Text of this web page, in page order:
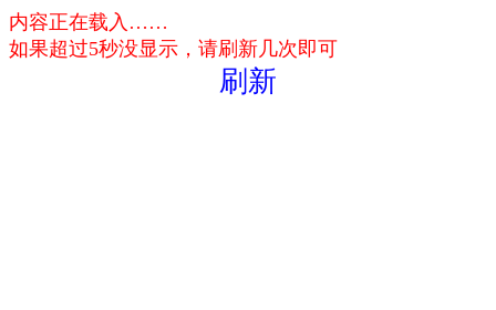
内容正在载入……
如果超过5秒没显示，请刷新几次即可
刷新